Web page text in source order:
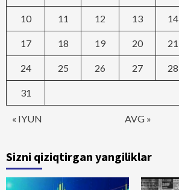
« IYUN AVG »
10 11 12 13 14
17 18 19 20 21
24 25 26 27 28
31
Sizni qiziqtirgan yangiliklar